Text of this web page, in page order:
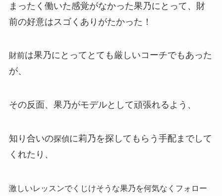
まったく働いた感覚がなかった果乃にとって、財
前の好意はスゴくありがたかった！
財前は果乃にとってとても厳しいコーチでもあった
が、
その反面、果乃がモデルとして頑張れるよう、
知り合いの探偵に莉乃を探してもらう手配までして
くれたり、
激しいレッスンでくじけそうな果乃を何気なくフォロー